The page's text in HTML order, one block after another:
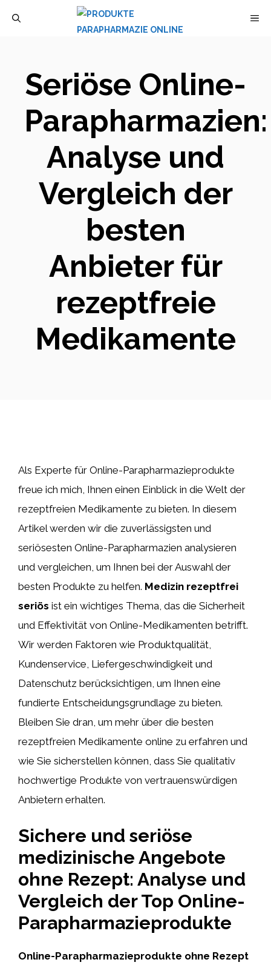
Seriöse Online-
Parapharmazien:
Analyse und
Vergleich der
besten
Anbieter für
rezeptfreie
Medikamente
Als Experte für Online-Parapharmazieprodukte
freue ich mich, Ihnen einen Einblick in die Welt der
rezeptfreien Medikamente zu bieten. In diesem
Artikel werden wir die zuverlässigsten und
seriösesten Online-Parapharmazien analysieren
und vergleichen, um Ihnen bei der Auswahl der
besten Produkte zu helfen. Medizin rezeptfrei
seriös ist ein wichtiges Thema, das die Sicherheit
und Effektivität von Online-Medikamenten betrifft.
Wir werden Faktoren wie Produktqualität,
Kundenservice, Liefergeschwindigkeit und
Datenschutz berücksichtigen, um Ihnen eine
fundierte Entscheidungsgrundlage zu bieten.
Bleiben Sie dran, um mehr über die besten
rezeptfreien Medikamente online zu erfahren und
wie Sie sicherstellen können, dass Sie qualitativ
hochwertige Produkte von vertrauenswürdigen
Anbietern erhalten.
Sichere und seriöse
medizinische Angebote
ohne Rezept: Analyse und
Vergleich der Top Online-
Parapharmazieprodukte
Online-Parapharmazieprodukte ohne Rezept